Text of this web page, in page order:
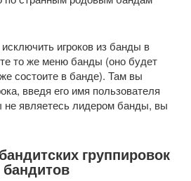
игроков из банды в
то же меню банды (оно будет
состоите в банде). Там вы
введя его имя пользователя
не являетесь лидером банды, вы
группировок